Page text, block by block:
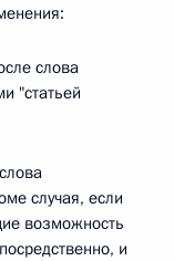
слова
"статьей
случая, если
возможность
и